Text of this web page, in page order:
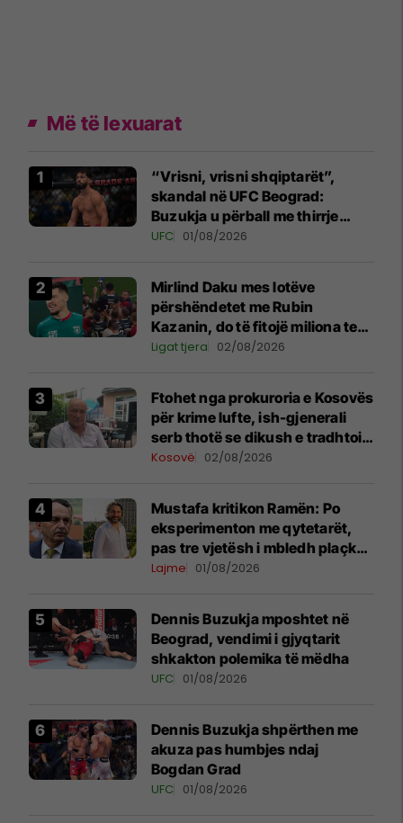
Më të lexuarat
“Vrisni, vrisni shqiptarët”,
skandal në UFC Beograd:
Buzukja u përball me thirrje
anti-shqiptare nga tribunat
UFC 01/08/2026
Mirlind Daku mes lotëve
përshëndetet me Rubin
Kazanin, do të fitojë miliona te
Spartak Moska
Ligat tjera 02/08/2026
Ftohet nga prokuroria e Kosovës
për krime lufte, ish-gjenerali
serb thotë se dikush e tradhtoi
në Beograd
Kosovë 02/08/2026
Mustafa kritikon Ramën: Po
eksperimenton me qytetarët,
pas tre vjetësh i mbledh plaçkat
për Londër
Lajme 01/08/2026
Dennis Buzukja mposhtet në
Beograd, vendimi i gjyqtarit
shkakton polemika të mëdha
UFC 01/08/2026
Dennis Buzukja shpërthen me
akuza pas humbjes ndaj
Bogdan Grad
UFC 01/08/2026